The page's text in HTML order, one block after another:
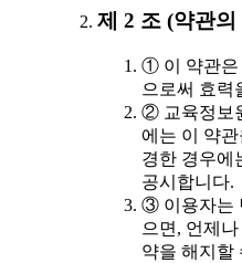
제 2 조 (약관
① 이 약관은
으로써 효력
② 교육정보
에는 이 약
경한 경우에
공시합니다.
③ 이용자는
으면, 언제
약을 해지할